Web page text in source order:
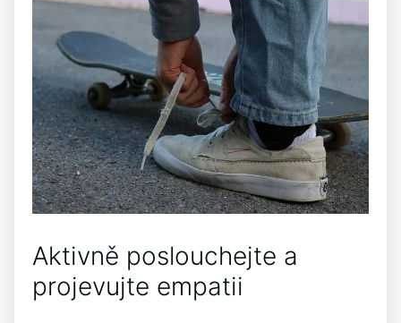
Aktivně poslouchejte a
projevujte empatii